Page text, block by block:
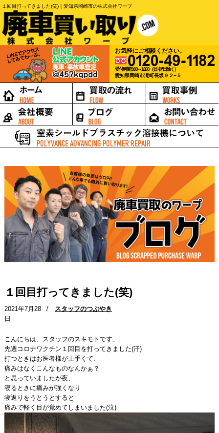
１回目打ってきました(笑)｜愛知県岡崎市の株式会社ワープ
お気軽にご相談ください。
受付時間 9:00～18:00（日･祝日除く）
愛知県岡崎市滝町長坂９２−５
１回目打ってきました(笑)
2021年7月28
日
/ スタッフのつぶやき
こんにちは、スタッフのスキモトです、
先週コロナワクチン１回目を打ってきました(汗)
打つときはお医者様が上手くて、
痛みはなくこんなものなんかぁ？
と思っていましたが夜、
寝るときに痛みが強くなり
寝返りをうとうとすると
痛みで軽く目が覚めてしまいました(泣)